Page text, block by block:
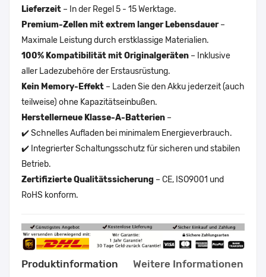
Lieferzeit – In der Regel 5 - 15 Werktage.
Premium-Zellen mit extrem langer Lebensdauer–
Maximale Leistung durch erstklassige Materialien.
100% Kompatibilität mit Originalgeräten – Inklusive
aller Ladezubehöre der Erstausrüstung.
Kein Memory-Effekt – Laden Sie den Akku jederzeit (auch
teilweise) ohne Kapazitätseinbußen.
Herstellerneue Klasse-A-Batterien –
✔️ Schnelles Aufladen bei minimalem Energieverbrauch.
✔️ Integrierter Schaltungsschutz für sicheren und stabilen
Betrieb.
Zertifizierte Qualitätssicherung – CE, ISO9001 und
RoHS konform.
Produktinformation Weitere Informationen